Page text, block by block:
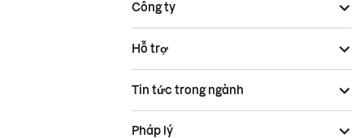
Công ty
Hỗ trợ
Tin tức trong ngành
Pháp lý